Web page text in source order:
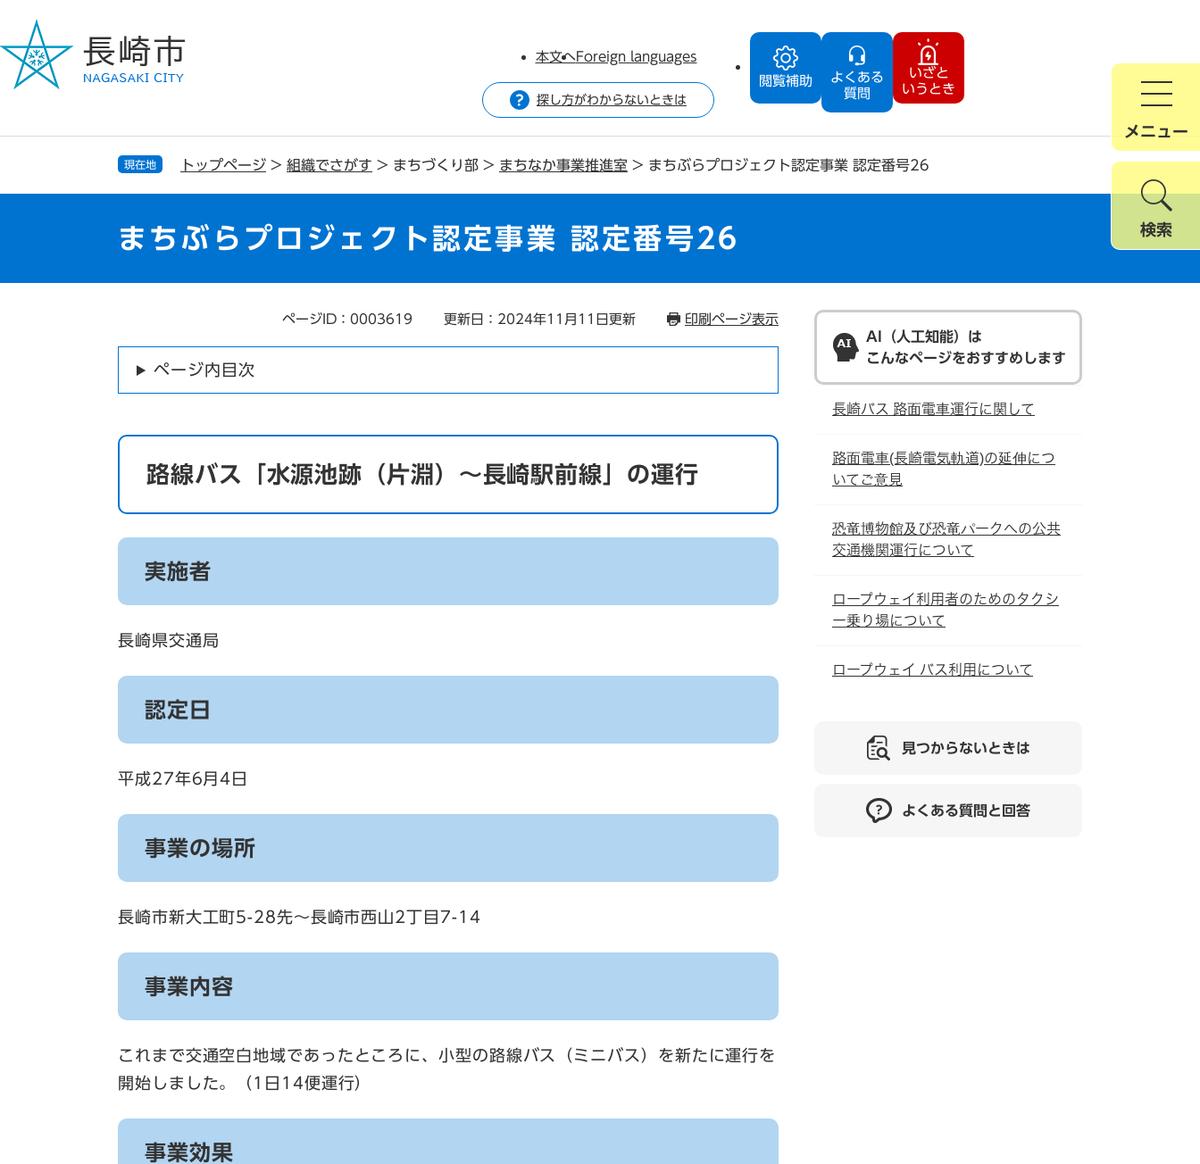
ジ
で
ュ
ば
閲覧補助
よくある
質問
いざと
いうとき
本文へForeign languages
探し方がわからないときは
メニュー
検索
現在地 トップページ > 組織でさがす > まちづくり部 > まちなか事業推進室 > まちぶらプロジェクト認定事業 認定番号26
まちぶらプロジェクト認定事業 認定番号26
ページID：0003619 更新日：2024年11月11日更新 印刷ページ表示
ページ内目次
路線バス「水源池跡（片淵）～長崎駅前線」の運行
実施者
長崎県交通局
認定日
平成27年6月4日
事業の場所
長崎市新大工町5-28先～長崎市西山2丁目7-14
事業内容
これまで交通空白地域であったところに、小型の路線バス（ミニバス）を新たに運行を
開始しました。（1日14便運行）
事業効果
AI（人工知能）は
こんなページをおすすめします
長崎バス 路面電車運行に関して
路面電車(長崎電気軌道)の延伸につ
いてご意見
恐竜博物館及び恐竜パークへの公共
交通機関運行について
ロープウェイ利用者のためのタクシ
ー乗り場について
ロープウェイ バス利用について
見つからないときは
よくある質問と回答